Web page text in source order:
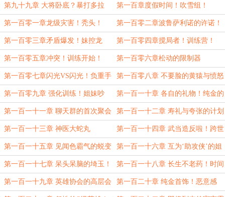
的后手！ 灵武身！
第九十九章 大将卧底？暴打多拉
格！
第一百章度假时间！吹雪组！
第一百零一章龙级灾害！秃头！ 第一百零二章波鲁萨利诺的许诺！
神速闪光！
第一百零三章矛盾爆发！妹控龙
卷！
第一百零四章搅局者！训练营！
第一百零五章冲突！训练开始！ 第一百零六章松动的限制器
第一百零七章闪光VS闪光！负重手
环！
第一百零八章 不要脸的黄猿与愤怒
的龙卷
第一百零九章 强化训练！姐妹吵
架！
第一百一十章 各自的礼物！纯金的
绽放！
第一百一十一章 聊天群的首次聚会 第一百一十二章 寿礼与夸张的计划
第一百一十三章 神医大蛇丸 第一百一十四章 武当造反啦！跨世
界的合作！
第一百一十五章 见闻色霸气的蜕变 第一百一十六章 互为‘助攻侠’的姐
妹！得手！
第一百一十七章 呆头呆脑的埼玉！
懵懵懂懂的赫敏·格兰杰！
第一百一十八章 长生不老药！时间
转换器！
第一百一十九章 英雄协会的高层会 第一百二十章 纯金首饰！恶意感